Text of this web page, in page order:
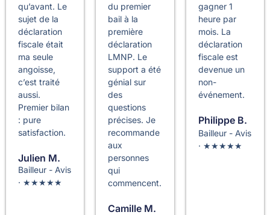
qu’avant. Le
sujet de la
déclaration
fiscale était
ma seule
angoisse,
c’est traité
aussi.
Premier bilan
: pure
satisfaction.
Julien M.
Bailleur - Avis
· ★★★★★
du premier
bail à la
première
déclaration
LMNP. Le
support a été
génial sur
des
questions
précises. Je
recommande
aux
personnes
qui
commencent.
Camille M.
gagner 1
heure par
mois. La
déclaration
fiscale est
devenue un
non-
événement.
Philippe B.
Bailleur - Avis
· ★★★★★